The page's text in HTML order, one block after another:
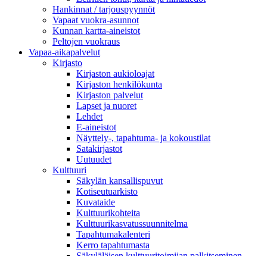
Hankinnat / tarjouspyynnöt
Vapaat vuokra-asunnot
Kunnan kartta-aineistot
Peltojen vuokraus
Vapaa-aika­palvelut
Kirjasto
Kirjaston aukioloajat
Kirjaston henkilökunta
Kirjaston palvelut
Lapset ja nuoret
Lehdet
E-aineistot
Näyttely-, tapahtuma- ja kokoustilat
Satakirjastot
Uutuudet
Kulttuuri
Säkylän kansallispuvut
Kotiseutuarkisto
Kuvataide
Kulttuurikohteita
Kulttuurikasvatussuunnitelma
Tapahtumakalenteri
Kerro tapahtumasta